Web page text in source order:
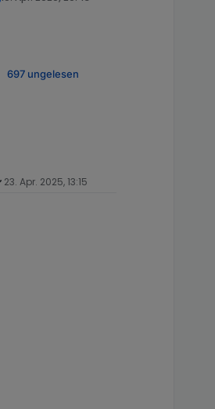
697 ungelesen
23. Apr. 2025, 13:15